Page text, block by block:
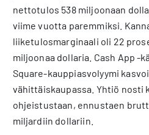
nettotulos 538 miljoonaan
viime vuotta paremmiksi.
liiketulosmarginaali oli 22
miljoonaa dollaria. Cash App -
Square-kauppiasvolyymi
vähittäiskaupassa. Yhtiö nosti
ohjeistustaan, ennustaen
miljardiin dollariin.